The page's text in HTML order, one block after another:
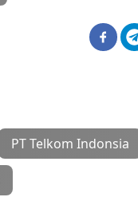
PT Telkom Indonsia